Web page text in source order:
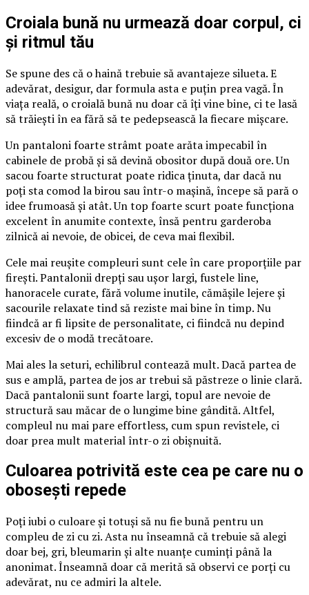
Croiala bună nu urmează doar corpul, ci
și ritmul tău
Se spune des că o haină trebuie să avantajeze silueta. E
adevărat, desigur, dar formula asta e puțin prea vagă. În
viața reală, o croială bună nu doar că îți vine bine, ci te lasă
să trăiești în ea fără să te pedepsească la fiecare mișcare.
Un pantaloni foarte strâmt poate arăta impecabil în
cabinele de probă și să devină obositor după două ore. Un
sacou foarte structurat poate ridica ținuta, dar dacă nu
poți sta comod la birou sau într-o mașină, începe să pară o
idee frumoasă și atât. Un top foarte scurt poate funcționa
excelent în anumite contexte, însă pentru garderoba
zilnică ai nevoie, de obicei, de ceva mai flexibil.
Cele mai reușite compleuri sunt cele în care proporțiile par
firești. Pantalonii drepți sau ușor largi, fustele line,
hanoracele curate, fără volume inutile, cămășile lejere și
sacourile relaxate tind să reziste mai bine în timp. Nu
fiindcă ar fi lipsite de personalitate, ci fiindcă nu depind
excesiv de o modă trecătoare.
Mai ales la seturi, echilibrul contează mult. Dacă partea de
sus e amplă, partea de jos ar trebui să păstreze o linie clară.
Dacă pantalonii sunt foarte largi, topul are nevoie de
structură sau măcar de o lungime bine gândită. Altfel,
compleul nu mai pare effortless, cum spun revistele, ci
doar prea mult material într-o zi obișnuită.
Culoarea potrivită este cea pe care nu o
obosești repede
Poți iubi o culoare și totuși să nu fie bună pentru un
compleu de zi cu zi. Asta nu înseamnă că trebuie să alegi
doar bej, gri, bleumarin și alte nuanțe cuminți până la
anonimat. Înseamnă doar că merită să observi ce porți cu
adevărat, nu ce admiri la altele.